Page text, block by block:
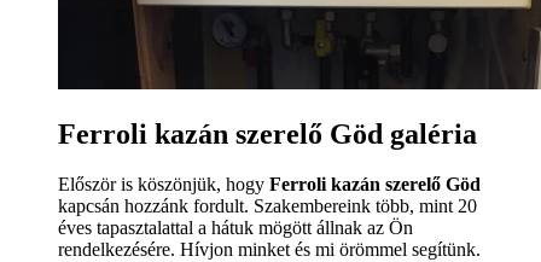
Ferroli kazán szerelő Göd galéria
Először is köszönjük, hogy Ferroli kazán szerelő Göd
kapcsán hozzánk fordult. Szakembereink több, mint 20
éves tapasztalattal a hátuk mögött állnak az Ön
rendelkezésére. Hívjon minket és mi örömmel segítünk.